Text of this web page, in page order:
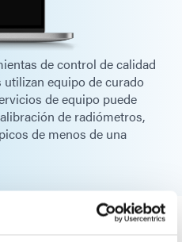
de control de calidad
equipo de curado
de equipo puede
de radiómetros,
de menos de una